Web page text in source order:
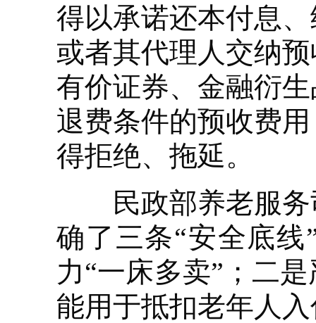
得以承诺还本付息
或者其代理人交纳
有价证券、金融衍
退费条件的预收费
得拒绝、拖延。
民政部养老服务
确了三条“安全底
力“一床多卖”；二
能用于抵扣老年人